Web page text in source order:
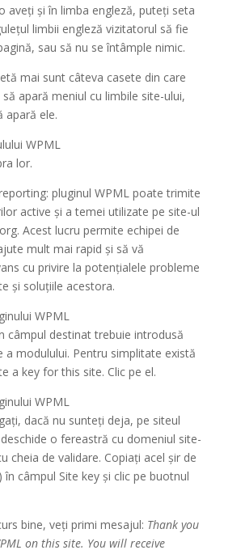
aveți și în limba engleză, puteți seta
limbii engleză vizitatorul să fie
sau să nu se întâmple nimic.
mai sunt câteva casete din care
apară meniul cu limbile site-ului,
apară ele.
lor.
pluginul WPML poate trimite
active și a temei utilizate pe site-ul
Acest lucru permite echipei de
mult mai rapid și să vă
cu privire la potențialele probleme
și soluțiile acestora.
câmpul destinat trebuie introdusă
a modulului. Pentru simplitate există
a key for this site. Clic pe el.
dacă nu sunteți deja, pe siteul
o fereastră cu domeniul site-
cheia de validare. Copiați acel șir de
în câmpul Site key și clic pe buotnul
bine, veți primi mesajul: Thank you
on this site. You will receive